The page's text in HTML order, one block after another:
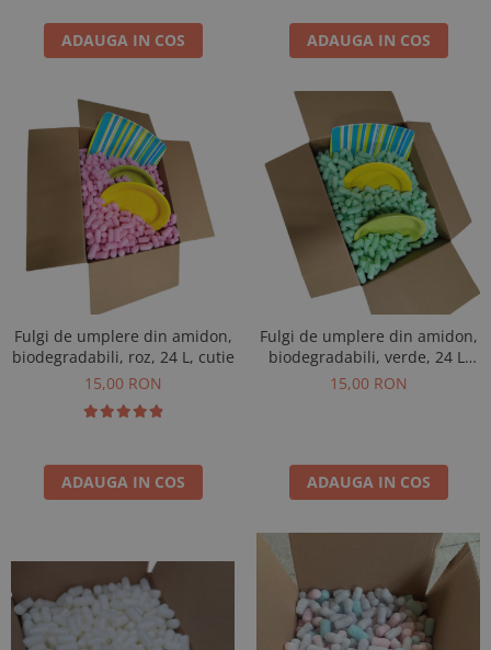
ADAUGA IN COS ADAUGA IN COS
Fulgi de umplere din amidon,
biodegradabili, roz, 24 L, cutie
15,00 RON
ADAUGA IN COS
Fulgi de umplere din amidon,
biodegradabili, verde, 24 L,
cutie
15,00 RON
ADAUGA IN COS